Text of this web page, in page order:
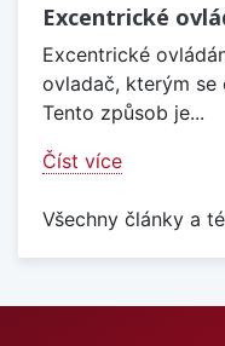
Excentrické
Excentrické
ovladač, kterým
Tento způsob je...
Číst více
Všechny články a